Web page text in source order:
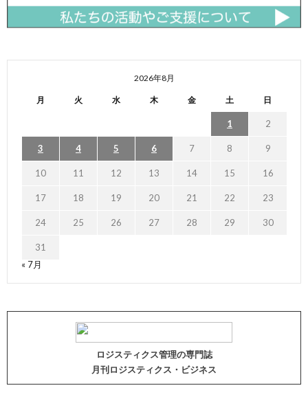
2026年8月
月 火 水 木 金 土 日
1 2
3 4 5 6 7 8 9
10 11 12 13 14 15 16
17 18 19 20 21 22 23
24 25 26 27 28 29 30
31
« 7月
ロジスティクス管理の専門誌
月刊ロジスティクス・ビジネス